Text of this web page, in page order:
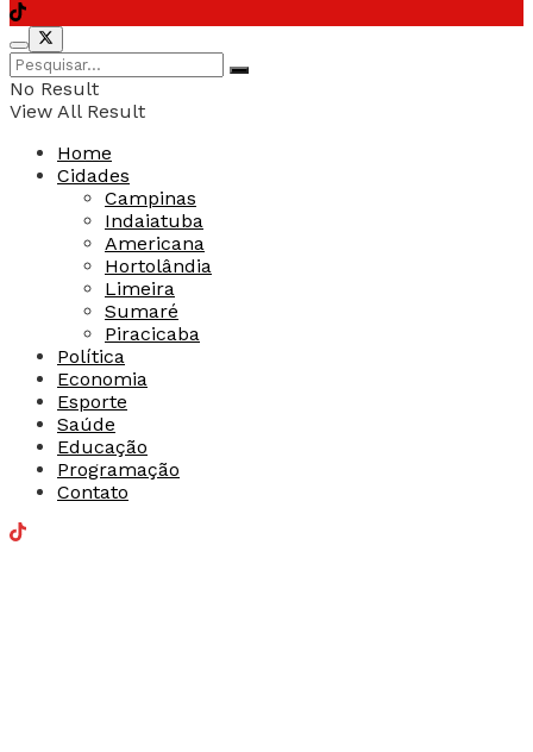
No Result
View All Result
Home
Cidades
Campinas
Indaiatuba
Americana
Hortolândia
Limeira
Sumaré
Piracicaba
Política
Economia
Esporte
Saúde
Educação
Programação
Contato